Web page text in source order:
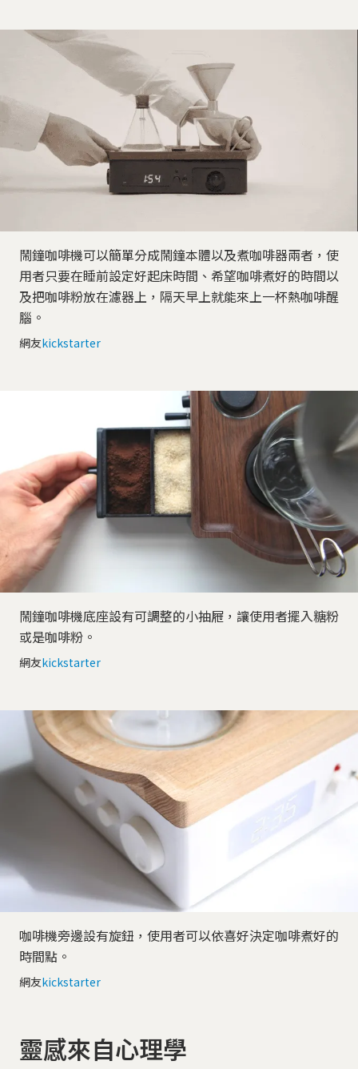
鬧鐘咖啡機可以簡單分成鬧鐘本體以及煮咖啡器兩者，使
用者只要在睡前設定好起床時間、希望咖啡煮好的時間以
及把咖啡粉放在濾器上，隔天早上就能來上一杯熱咖啡醒
腦。
網友kickstarter
鬧鐘咖啡機底座設有可調整的小抽屜，讓使用者擺入糖粉
或是咖啡粉。
網友kickstarter
咖啡機旁邊設有旋鈕，使用者可以依喜好決定咖啡煮好的
時間點。
網友kickstarter
靈感來自心理學